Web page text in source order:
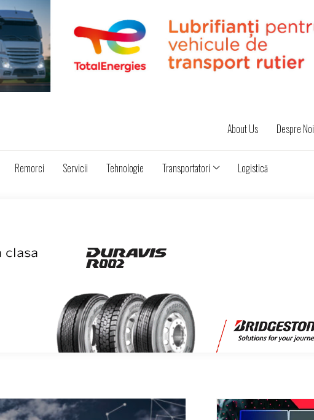
About Us Despre Noi
Remorci Servicii Tehnologie Transportatori Logistică